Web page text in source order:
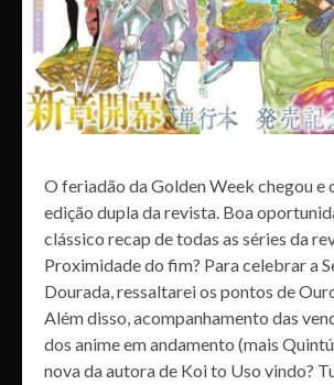
O feriadão da Golden Week chegou e
edição dupla da revista. Boa
clássico recap de todas as séries da
Proximidade do fim? Para celebrar a
Dourada, ressaltarei os pontos de
Além disso, acompanhamento das
dos anime em andamento (mais
nova da autora de Koi to Uso vindo?